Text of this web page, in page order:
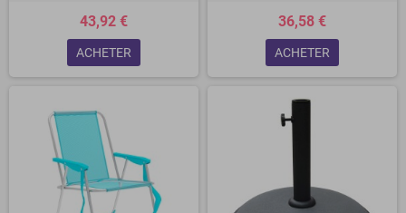
43,92 €
ACHETER
36,58 €
ACHETER